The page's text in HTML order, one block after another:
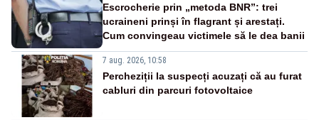
Escrocherie prin „metoda BNR”: trei
ucraineni prinși în flagrant și arestați.
Cum convingeau victimele să le dea banii
7 aug. 2026, 10:58
Percheziții la suspecți acuzați că au furat
cabluri din parcuri fotovoltaice